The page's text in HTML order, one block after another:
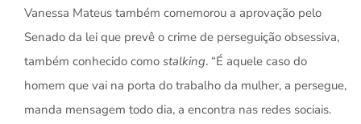
Vanessa Mateus também comemorou a aprovação pelo
Senado da lei que prevê o crime de perseguição obsessiva,
também conhecido como stalking. “É aquele caso do
homem que vai na porta do trabalho da mulher, a persegue,
manda mensagem todo dia, a encontra nas redes sociais.